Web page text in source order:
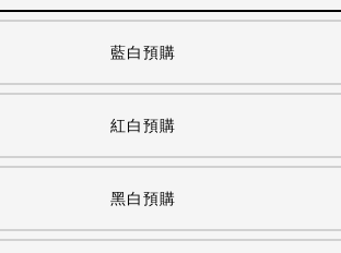
藍白預購
紅白預購
黑白預購